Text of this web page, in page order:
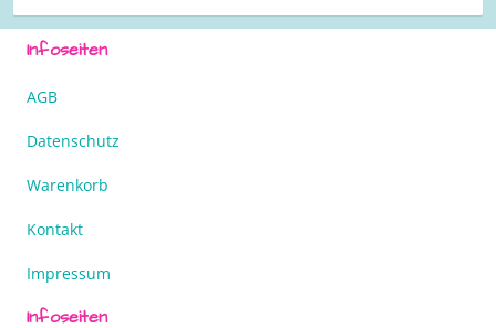
Infoseiten
AGB
Datenschutz
Warenkorb
Kontakt
Impressum
Infoseiten